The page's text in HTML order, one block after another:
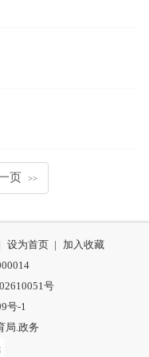
页 >>
设为首页 |
加入收藏
号
号-1
局.政务